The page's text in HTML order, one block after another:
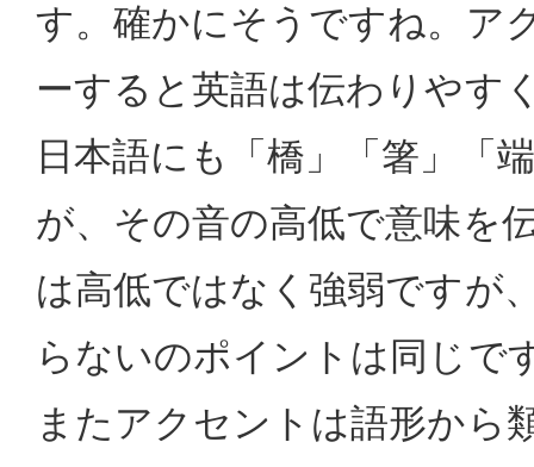
す。確かにそうですね。ア
ーすると英語は伝わりやす
日本語にも「橋」「箸」「
が、その音の高低で意味を
は高低ではなく強弱ですが
らないのポイントは同じで
またアクセントは語形から